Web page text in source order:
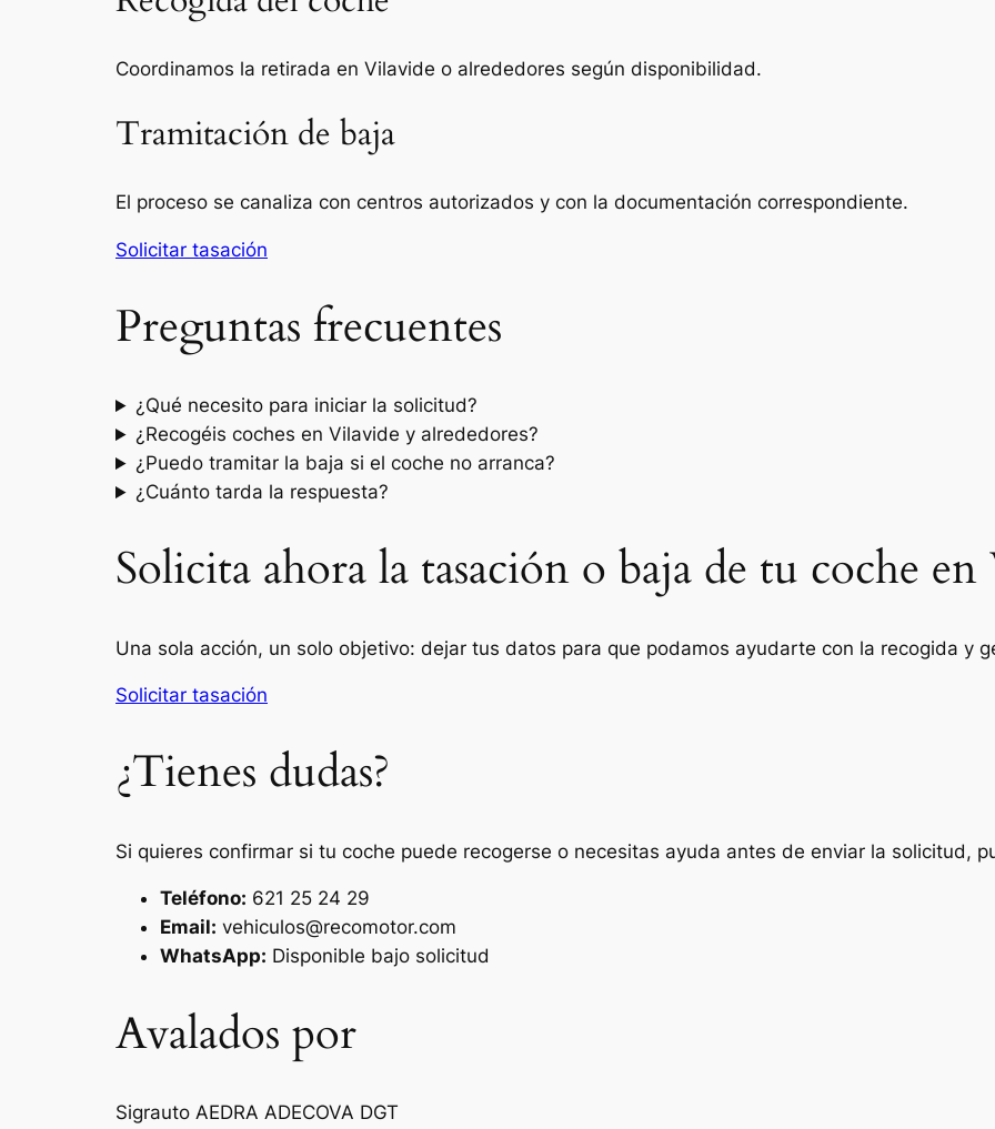
Coordinamos la retirada en Vilavide o alrededores según disponibilidad.
Tramitación de baja
El proceso se canaliza con centros autorizados y con la documentación correspondiente.
Solicitar tasación
Preguntas frecuentes
¿Qué necesito para iniciar la solicitud?
¿Recogéis coches en Vilavide y alrededores?
¿Puedo tramitar la baja si el coche no arranca?
¿Cuánto tarda la respuesta?
Solicita ahora la tasación o baja de tu coche
Una sola acción, un solo objetivo: dejar tus datos para que podamos ayudarte con la recogida y
Solicitar tasación
¿Tienes dudas?
Si quieres confirmar si tu coche puede recogerse o necesitas ayuda antes de enviar la solicitud,
Teléfono: 621 25 24 29
Email: vehiculos@recomotor.com
WhatsApp: Disponible bajo solicitud
Avalados por
Sigrauto AEDRA ADECOVA DGT